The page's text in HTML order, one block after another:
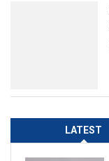
LATEST